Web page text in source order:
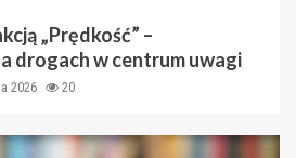
„Prędkość” –
drogach w centrum uwagi
2026 20